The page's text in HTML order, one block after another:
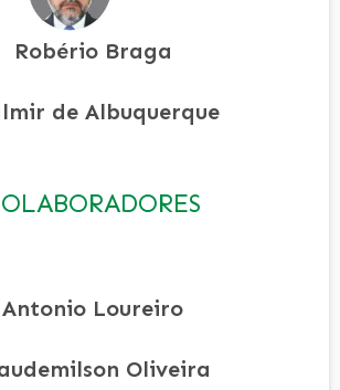
Robério Braga
de Albuquerque
Antonio Loureiro
Oliveira